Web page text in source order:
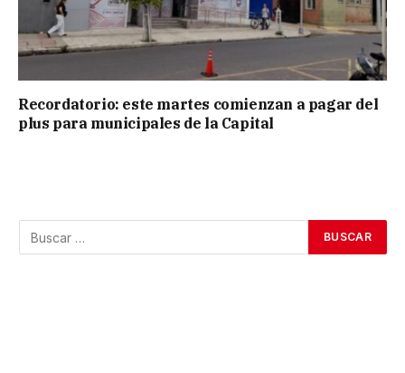
Recordatorio: este martes comienzan a pagar del
plus para municipales de la Capital